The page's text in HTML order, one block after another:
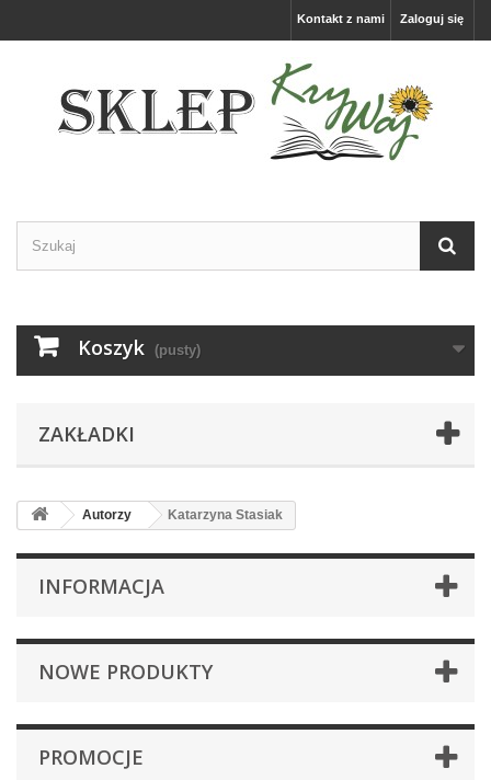
Zaloguj się
Kontakt z nami
Koszyk (pusty)
ZAKŁADKI
Autorzy Katarzyna Stasiak
INFORMACJA
NOWE PRODUKTY
PROMOCJE